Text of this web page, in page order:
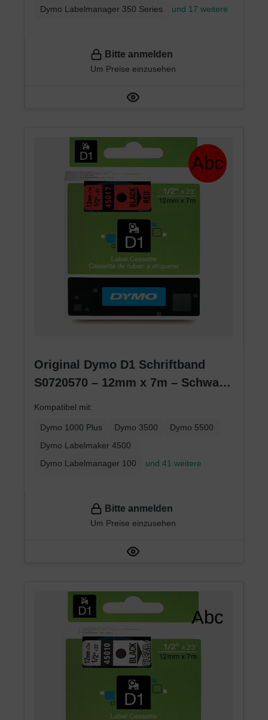
Dymo Labelmanager 350 Series
und 17 weitere
Bitte anmelden
Um Preise einzusehen
Original Dymo D1 Schriftband
S0720570 – 12mm x 7m – Schwarz
Kompatibel mit:
Dymo 1000 Plus Dymo 3500
Dymo 5500
Dymo Labelmaker 4500
Dymo Labelmanager 100
und 41 weitere
Bitte anmelden
Um Preise einzusehen